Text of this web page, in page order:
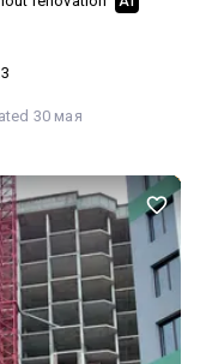
висоті як другий.
участі. Чудова
30 мая